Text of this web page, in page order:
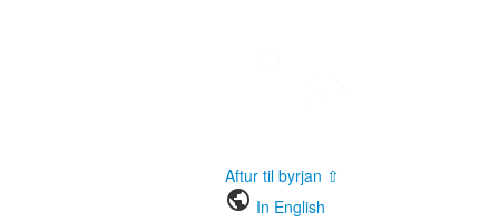
Aftur til byrjan ⇧
public In English